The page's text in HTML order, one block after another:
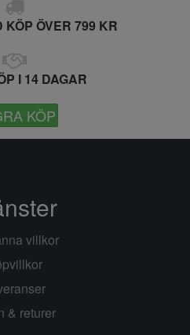
KÖP ÖVER 799 KR
I 14 DAGAR
KÖP
villkor
& returer